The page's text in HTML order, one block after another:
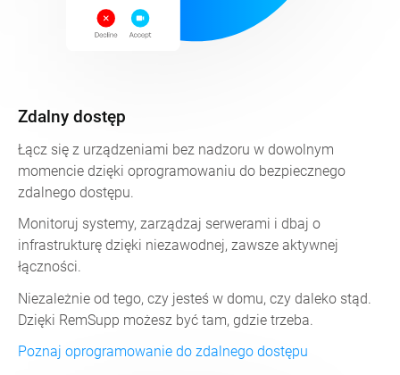
Zdalny dostęp
Łącz się z urządzeniami bez nadzoru w dowolnym
momencie dzięki oprogramowaniu do bezpiecznego
zdalnego dostępu.
Monitoruj systemy, zarządzaj serwerami i dbaj o
infrastrukturę dzięki niezawodnej, zawsze aktywnej
łączności.
Niezależnie od tego, czy jesteś w domu, czy daleko stąd.
Dzięki RemSupp możesz być tam, gdzie trzeba.
Poznaj oprogramowanie do zdalnego dostępu